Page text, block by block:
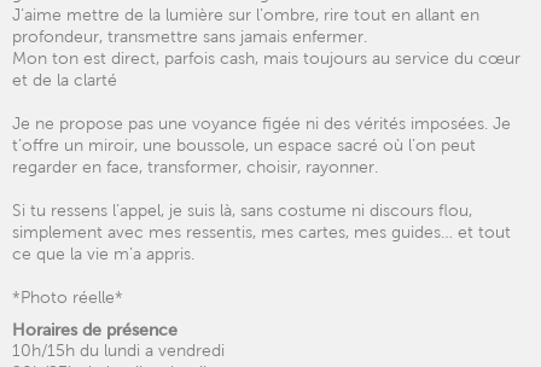
J’aime mettre de la lumière sur l’ombre, rire tout en allant en
profondeur, transmettre sans jamais enfermer.
Mon ton est direct, parfois cash, mais toujours au service du cœur
et de la clarté
Je ne propose pas une voyance figée ni des vérités imposées. Je
t’offre un miroir, une boussole, un espace sacré où l’on peut
regarder en face, transformer, choisir, rayonner.
Si tu ressens l’appel, je suis là, sans costume ni discours flou,
simplement avec mes ressentis, mes cartes, mes guides… et tout
ce que la vie m’a appris.
*Photo réelle*
Horaires de présence
10h/15h du lundi a vendredi